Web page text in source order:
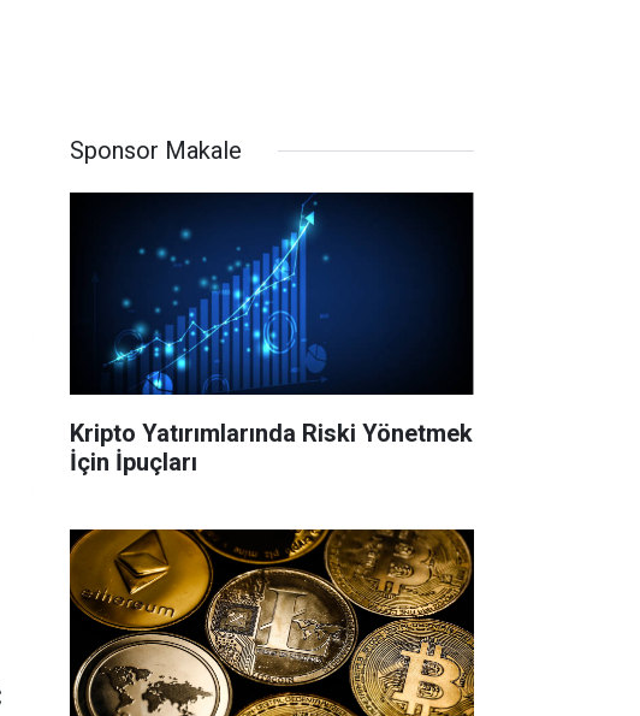
Sponsor Makale
Kripto Yatırımlarında Riski Yönetmek
İçin İpuçları